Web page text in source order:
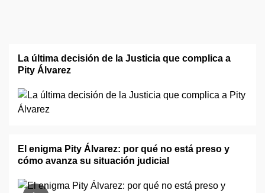
La última decisión de la Justicia que complica a
Pity Álvarez
El enigma Pity Álvarez: por qué no está preso y
cómo avanza su situación judicial